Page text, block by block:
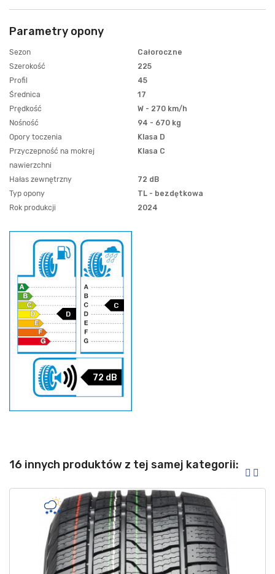
Parametry opony
Sezon
Całoroczne
Szerokość
225
Profil
45
Średnica
17
Prędkość
W - 270 km/h
Nośność
94 - 670 kg
Opory toczenia
Klasa D
Przyczepność na mokrej
nawierzchni
Klasa C
Hałas zewnętrzny
72 dB
Typ opony
TL - bezdętkowa
Rok produkcji
2024
D
C
72 dB
16 innych produktów z tej samej kategorii: